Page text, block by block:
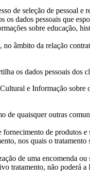
de seleção de pessoal e
dados pessoais que
sobre educação,
âmbito da relação
os dados pessoais dos
e Informação sobre
de quaisquer outras
de produtos
nos quais o
de uma encomenda
tratamento, não poderá